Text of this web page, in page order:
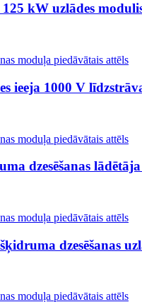
kW uzlādes
ieeja 1000 V
dzesēšanas
dzesēšanas